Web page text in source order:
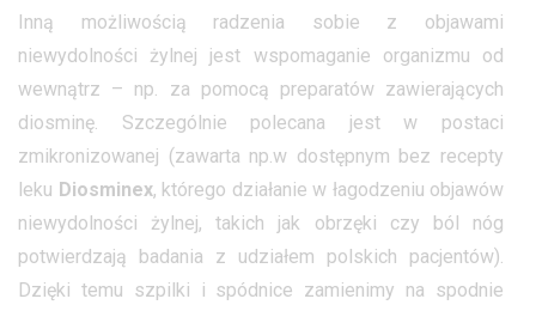
Inną możliwością radzenia sobie z objawami
niewydolności żylnej jest wspomaganie organizmu od
wewnątrz – np. za pomocą preparatów zawierających
diosminę. Szczególnie polecana jest w postaci
zmikronizowanej (zawarta np.w dostępnym bez recepty
leku Diosminex, którego działanie w łagodzeniu objawów
niewydolności żylnej, takich jak obrzęki czy ból nóg
potwierdzają badania z udziałem polskich pacjentów).
Dzięki temu szpilki i spódnice zamienimy na spodnie